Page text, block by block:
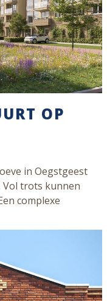
OP
in Oegstgeest
Vol trots kunnen
complexe